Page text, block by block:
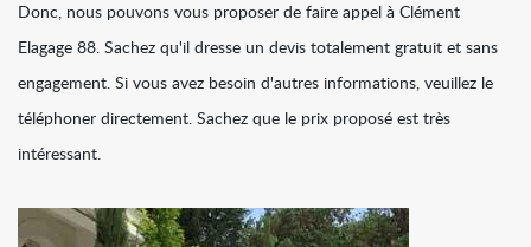
Donc, nous pouvons vous proposer de faire appel à Clément
Elagage 88. Sachez qu'il dresse un devis totalement gratuit et sans
engagement. Si vous avez besoin d'autres informations, veuillez le
téléphoner directement. Sachez que le prix proposé est très
intéressant.